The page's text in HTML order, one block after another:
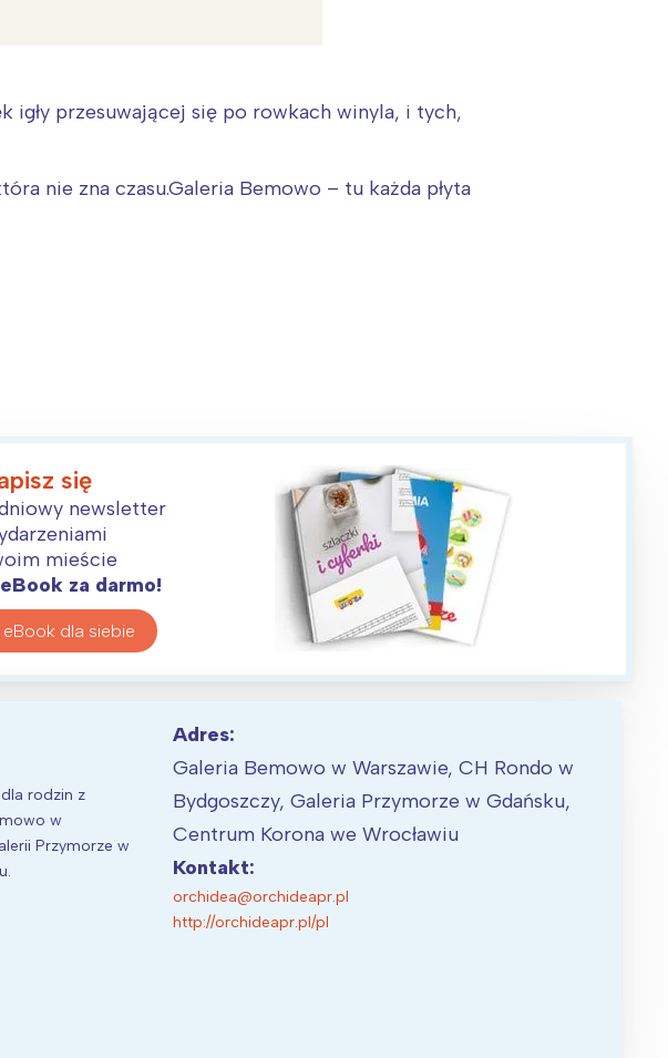
przesuwającej się po rowkach winyla, i tych,
nie zna czasu.Galeria Bemowo – tu każda płyta
się
newsletter
mieście
za darmo!
dla siebie
rodzin z
w
Przymorze w
Adres:
Galeria Bemowo w Warszawie, CH Rondo w
Bydgoszczy, Galeria Przymorze w Gdańsku,
Centrum Korona we Wrocławiu
Kontakt:
orchidea@orchideapr.pl
http://orchideapr.pl/pl
tego regionu: